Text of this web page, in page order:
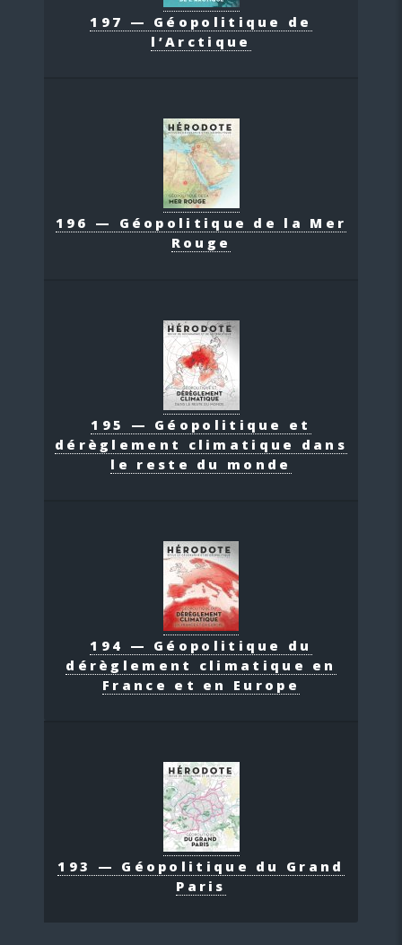
197 — Géopolitique de
l’Arctique
196 — Géopolitique de la Mer
Rouge
195 — Géopolitique et
dérèglement climatique dans
le reste du monde
194 — Géopolitique du
dérèglement climatique en
France et en Europe
193 — Géopolitique du Grand
Paris